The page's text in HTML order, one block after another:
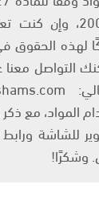
التأليف والنشر
لهذه الحقوق
التواصل معنا
المواد، مع
للشاشة
وشكرًا!